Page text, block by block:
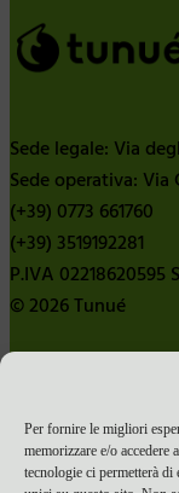
Per fornire le migliori
memorizzare e/o
tecnologie ci permetterà
Sede legale: Via
Sede operativa:
(+39) 0773 661760
(+39) 3519192281
P.IVA 02218620595
© 2026 Tunué
Contatti
Pubblica con noi